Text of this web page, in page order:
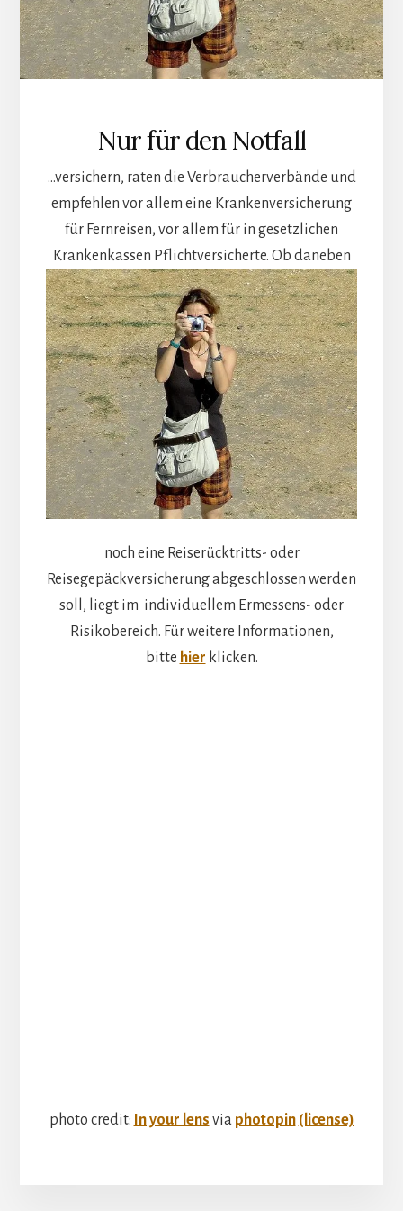
Nur für den Notfall
…versichern, raten die Verbraucherverbände und
empfehlen vor allem eine Krankenversicherung
für Fernreisen, vor allem für in gesetzlichen
Krankenkassen Pflichtversicherte. Ob daneben
noch eine Reiserücktritts- oder
Reisegepäckversicherung abgeschlossen werden
soll, liegt im individuellem Ermessens- oder
Risikobereich. Für weitere Informationen,
bitte hier klicken.
photo credit: In your lens via photopin (license)